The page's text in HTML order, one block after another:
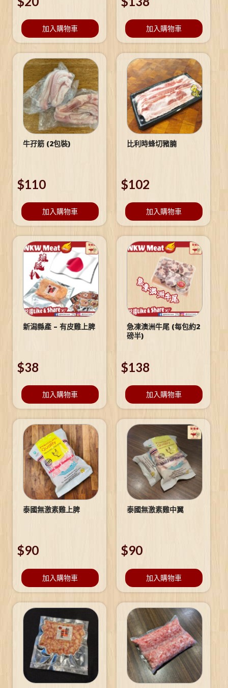
加入購物車 加入購物車
牛孖筋 (2包裝)
$110
加入購物車
比利時蜂切豬腩
$102
加入購物車
新潟縣產 – 有皮雞上脾
$38
加入購物車
急凍澳洲牛尾 (每包約2
磅半)
$138
加入購物車
泰國無激素雞上脾
$90
加入購物車
泰國無激素雞中翼
$90
加入購物車